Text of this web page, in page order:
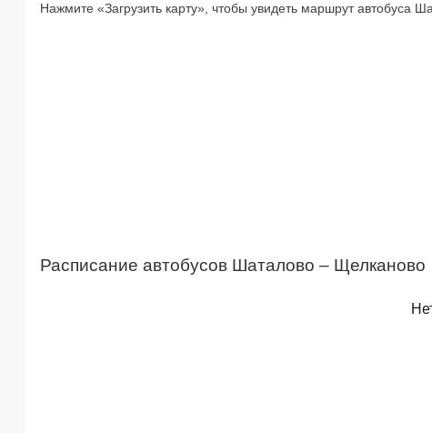
Нажмите «Загрузить карту», чтобы увидеть маршрут автобуса
Расписание автобусов Шаталово – Щелканово